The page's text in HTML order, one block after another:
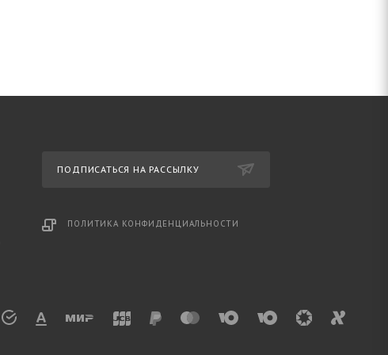
ПОДПИСАТЬСЯ НА РАССЫЛКУ
ПОЛИТИКА КОНФИДЕНЦИАЛЬНОСТИ